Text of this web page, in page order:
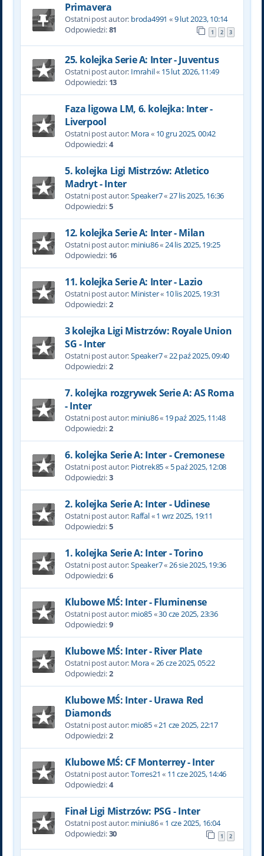
Primavera
Ostatni post autor: broda4991 «9 lut 2023, 10:14
Odpowiedzi:81 1 2 3
25. kolejka Serie A: Inter - Juventus
Ostatni post autor: Imrahil« 15 lut 2026, 11:49
Odpowiedzi: 13
Faza ligowa LM, 6. kolejka: Inter -
Liverpool
Ostatni post autor: Mora« 10 gru 2025, 00:42
Odpowiedzi:4
5. kolejka Ligi Mistrzów: Atletico
Madryt - Inter
Ostatni post autor:Speaker7«27 lis 2025, 16:36
Odpowiedzi:5
12. kolejka Serie A: Inter - Milan
Ostatni post autor: miniu86«24 lis 2025, 19:25
Odpowiedzi: 16
11. kolejka Serie A: Inter - Lazio
Ostatni post autor: Minister« 10 lis 2025, 19:31
Odpowiedzi:2
3 kolejka Ligi Mistrzów: Royale Union
SG - Inter
Ostatni post autor:Speaker7«22 paź 2025, 09:40
Odpowiedzi:2
7. kolejka rozgrywek Serie A: AS Roma
- Inter
Ostatni post autor: miniu86« 19 paź 2025, 11:48
Odpowiedzi:2
6. kolejka Serie A: Inter - Cremonese
Ostatni post autor: Piotrek85« 5 paź 2025, 12:08
Odpowiedzi:3
2. kolejka Serie A: Inter - Udinese
Ostatni post autor: Raffal«1 wrz 2025, 19:11
Odpowiedzi:5
1. kolejka Serie A: Inter - Torino
Ostatni post autor:Speaker7«26 sie 2025, 19:36
Odpowiedzi:6
Klubowe MŚ: Inter - Fluminense
Ostatni post autor: mio85«30 cze 2025, 23:36
Odpowiedzi:9
Klubowe MŚ: Inter - River Plate
Ostatni post autor: Mora«26 cze 2025, 05:22
Odpowiedzi:2
Klubowe MŚ: Inter - Urawa Red
Diamonds
Ostatni post autor: mio85«21 cze 2025, 22:17
Odpowiedzi:2
Klubowe MŚ: CF Monterrey - Inter
Ostatni post autor:Torres21 « 11 cze 2025, 14:46
Odpowiedzi:4
Finał Ligi Mistrzów: PSG - Inter
Ostatni post autor: miniu86« 1 cze 2025, 16:04
Odpowiedzi:30 1 2